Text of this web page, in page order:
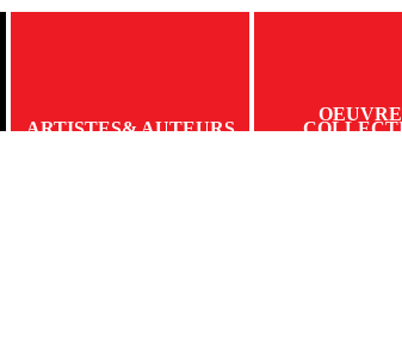
ARTISTES& AUTEURS